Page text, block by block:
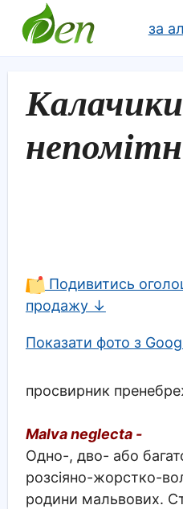
за
Калачики
Подивитись
продажу ↓
Показати фото з
просвирник
Malva neglecta -
Одно-, дво- або
розсіяно-жорстко-
родини мальвових.